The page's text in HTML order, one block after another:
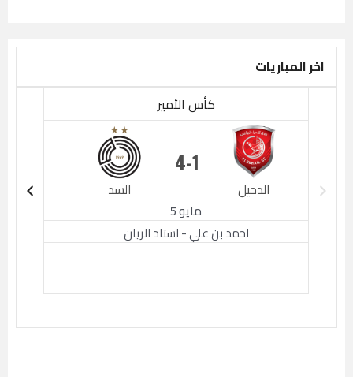
اخر المباريات
كأس الأمير
الدحيل
1
السد
4
مايو 5
احمد بن علي - استاد الريان